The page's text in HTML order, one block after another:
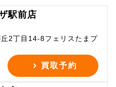
駅前店
2丁目14-8フェリスたまプ
買取予約